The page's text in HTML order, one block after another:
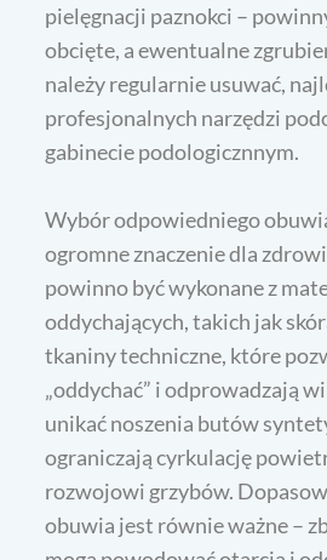
pielęgnacji paznokci –
obcięte, a ewentualne
należy regularnie usuwać,
profesjonalnych narzędzi
gabinecie podologicznnym.
Wybór odpowiedniego
ogromne znaczenie dla
powinno być wykonane z
oddychających, takich jak
tkaniny techniczne, które
„oddychać” i odprowadzają
unikać noszenia butów
ograniczają cyrkulację
rozwojowi grzybów.
obuwia jest równie ważne –